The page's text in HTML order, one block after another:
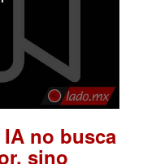
IA no busca
sino